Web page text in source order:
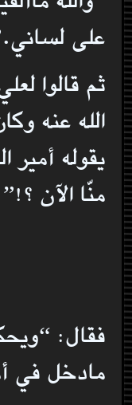
على
ثم قالوا
الله عنه
يقوله أمير
منّا الآن ؟!”
فقال:
مادخل في